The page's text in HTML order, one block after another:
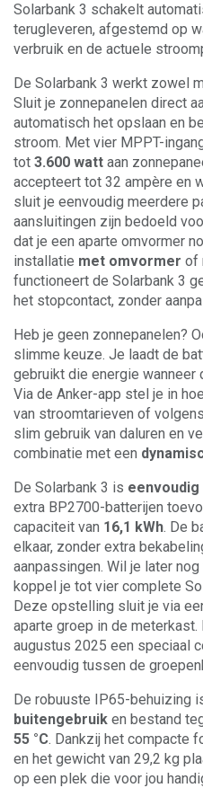
Solarbank 3 schakelt
terugleveren, afgestemd op
verbruik en de actuele
De Solarbank 3 werkt zowel
Sluit je zonnepanelen direct
automatisch het opslaan en
stroom. Met vier MPPT-
tot 3.600 watt aan
accepteert tot 32 ampère en
sluit je eenvoudig meerdere
aansluitingen zijn bedoeld
dat je een aparte omvormer
installatie met omvormer of
functioneert de Solarbank 3
het stopcontact, zonder
Heb je geen zonnepanelen?
slimme keuze. Je laadt de
gebruikt die energie wanneer
Via de Anker-app stel je in
van stroomtarieven of
slim gebruik van daluren en
combinatie met een
De Solarbank 3 is
extra BP2700-batterijen
capaciteit van 16,1 kWh. De
elkaar, zonder extra
aanpassingen. Wil je later
koppel je tot vier complete
Deze opstelling sluit je via
aparte groep in de
augustus 2025 een speciaal
eenvoudig tussen de
De robuuste IP65-behuizing
buitengebruik en bestand
55 °C. Dankzij het compacte
en het gewicht van 29,2 kg
op een plek die voor jou